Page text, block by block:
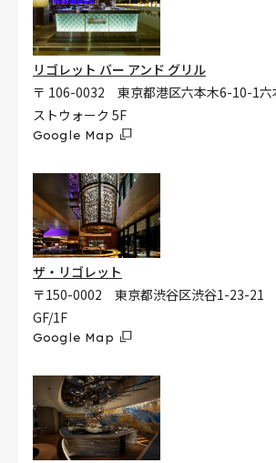
リゴレット バー アンド グリル
〒 106-0032 東京都港区六本木6-10-1
ストウォーク 5F
Google Map
ザ・リゴレット
〒150-0002 東京都渋谷区渋谷1-23-21
GF/1F
Google Map